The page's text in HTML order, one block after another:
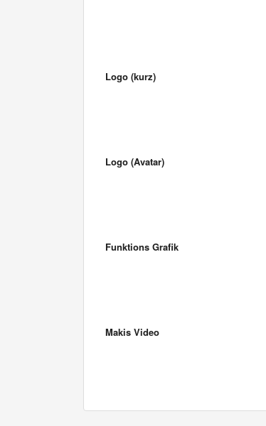
Logo (kurz)
Logo (Avatar)
Funktions Grafik
Makis Video